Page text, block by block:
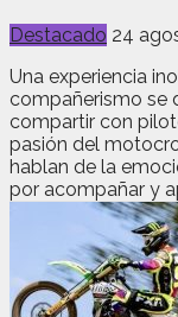
Destacado 24
Una experiencia
compañerismo se
compartir con
pasión del
hablan de la
por acompañar y